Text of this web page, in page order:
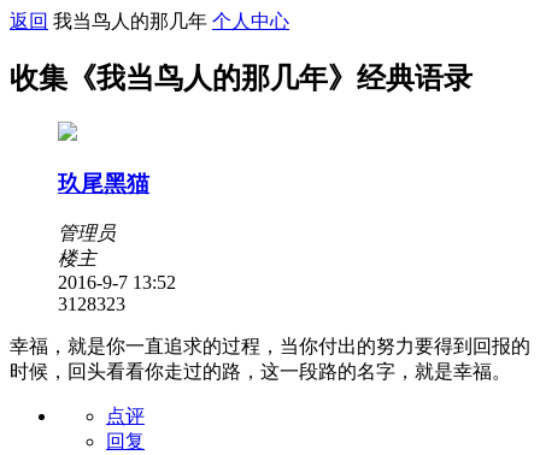
返回 我当鸟人的那几年 个人中心
收集《我当鸟人的那几年》经典语录
玖尾黑猫
管理员
楼主
2016-9-7 13:52
3128323
幸福，就是你一直追求的过程，当你付出的努力要得到回报的
时候，回头看看你走过的路，这一段路的名字，就是幸福。
点评
回复